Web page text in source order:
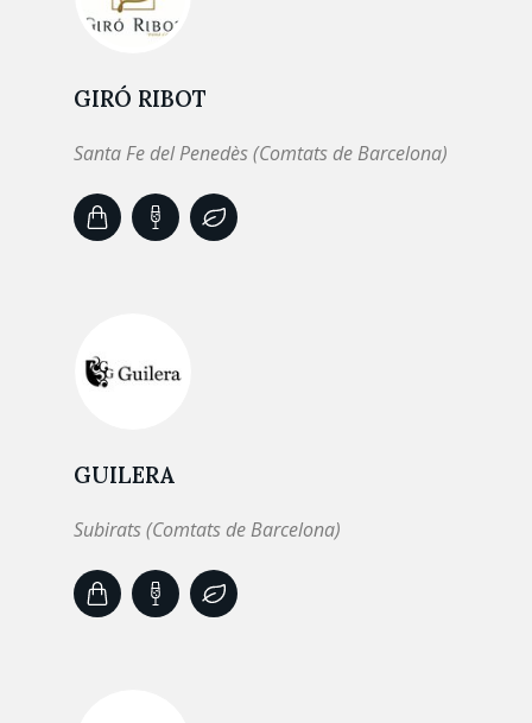
GIRÓ RIBOT
Santa Fe del Penedès (Comtats de Barcelona)
GUILERA
Subirats (Comtats de Barcelona)